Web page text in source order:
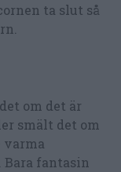
ta slut så
om det är
smält det om
varma
Bara fantasin